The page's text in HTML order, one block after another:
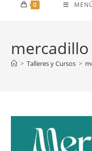
0
> Talleres y Cursos >